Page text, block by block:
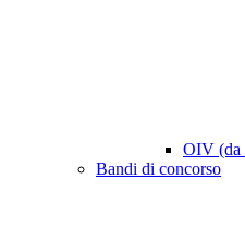
OIV (da
Bandi di concorso